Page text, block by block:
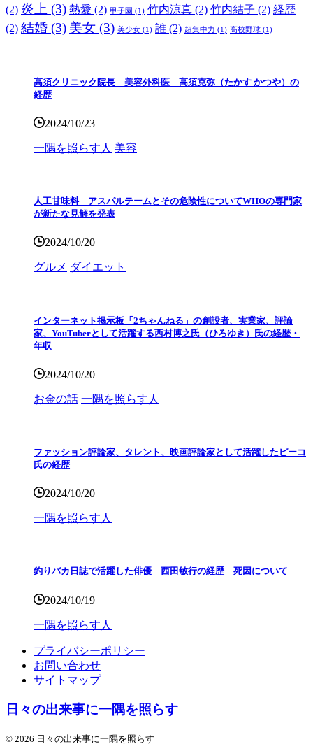
(2) 炎上 (3) 熱愛 (2) 甲子園 (1) 竹内涼真 (2) 竹内結子 (2) 経歴
(2) 結婚 (3) 美女 (3) 美少女 (1) 誰 (2) 超集中力 (1) 高校野球 (1)
高須クリニック院長 美容外科医 高須克弥（たかす かつや）の
経歴
2024/10/23
一隅を照らす人 美容
人工甘味料 アスパルテームとその危険性についてWHOの専門家
が新たな見解を発表
2024/10/20
グルメ ダイエット
インターネット掲示板「2ちゃんねる」の創設者、実業家、評論
家、YouTuberとして活躍する西村博之氏（ひろゆき）氏の経歴・
年収
2024/10/20
お金の話 一隅を照らす人
ファッション評論家、タレント、映画評論家として活躍したピーコ
氏の経歴
2024/10/20
一隅を照らす人
釣りバカ日誌で活躍した俳優 西田敏行の経歴 死因について
2024/10/19
一隅を照らす人
プライバシーポリシー
お問い合わせ
サイトマップ
日々の出来事に一隅を照らす
© 2026 日々の出来事に一隅を照らす